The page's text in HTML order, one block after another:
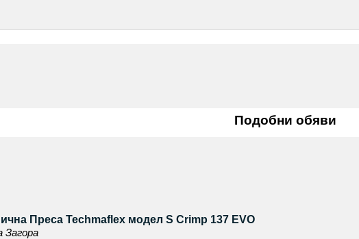
Подобни обяви
Преса Techmaflex модел S Crimp 137 EVO
Загора